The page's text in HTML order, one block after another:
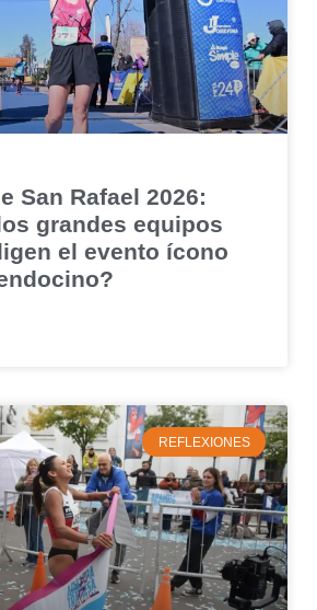
San Rafael 2026:
grandes equipos
el evento ícono
REFLEXIONES